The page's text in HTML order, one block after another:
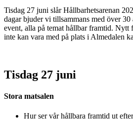
Tisdag 27 juni slår Hållbarhetsarenan
dagar bjuder vi tillsammans med över 30
event, alla på temat hållbar framtid. Nytt
inte kan vara med på plats i Almedalen
Tisdag 27 juni
Stora matsalen
Hur ser vår hållbara framtid ut